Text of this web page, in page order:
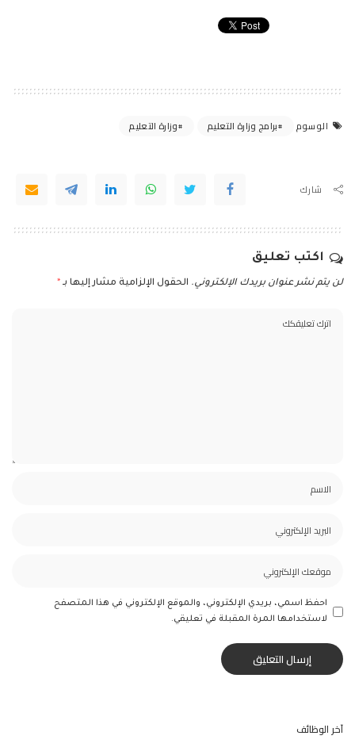
الوسوم برامج وزارة التعليم وزارة التعليم
شارك
اكتب تعليق
لن يتم نشر عنوان بريدك الإلكتروني. الحقول الإلزامية مشار إليها بـ *
احفظ اسمي، بريدي الإلكتروني، والموقع الإلكتروني في هذا المتصفح
لاستخدامها المرة المقبلة في تعليقي.
آخر الوظائف